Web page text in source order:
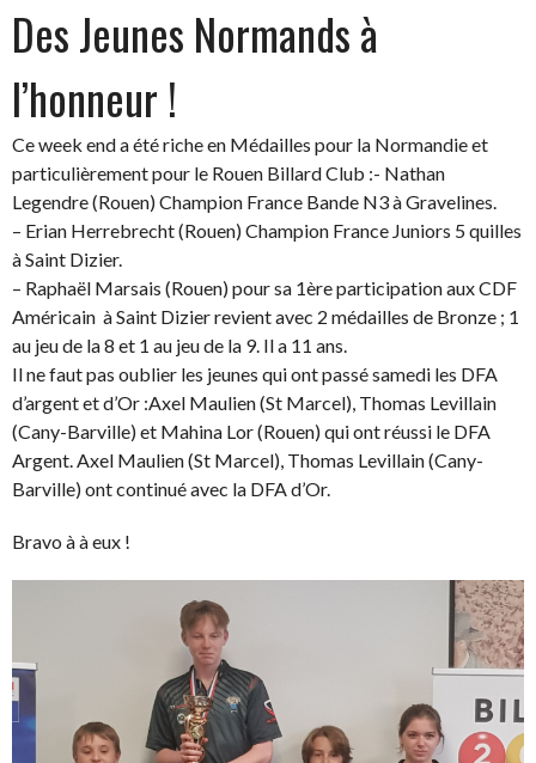
Des Jeunes Normands à
l’honneur !
Ce week end a été riche en Médailles pour la Normandie et
particulièrement pour le Rouen Billard Club :- Nathan
Legendre (Rouen) Champion France Bande N3 à Gravelines.
– Erian Herrebrecht (Rouen) Champion France Juniors 5 quilles
à Saint Dizier.
– Raphaël Marsais (Rouen) pour sa 1ère participation aux CDF
Américain à Saint Dizier revient avec 2 médailles de Bronze ; 1
au jeu de la 8 et 1 au jeu de la 9. Il a 11 ans.
Il ne faut pas oublier les jeunes qui ont passé samedi les DFA
d’argent et d’Or :Axel Maulien (St Marcel), Thomas Levillain
(Cany-Barville) et Mahina Lor (Rouen) qui ont réussi le DFA
Argent. Axel Maulien (St Marcel), Thomas Levillain (Cany-
Barville) ont continué avec la DFA d’Or.
Bravo à à eux !